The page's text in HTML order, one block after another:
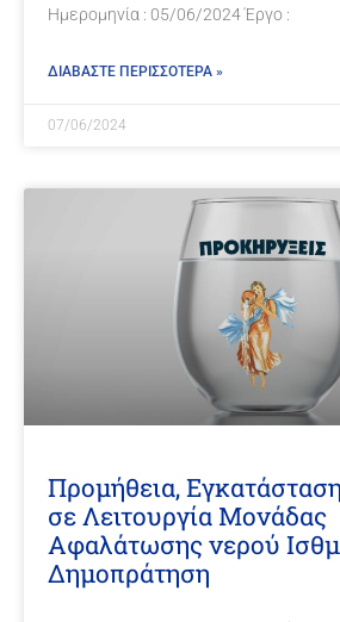
Ημερομηνία : 05/06/2024 Έργο :
ΔΙΑΒΑΣΤΕ ΠΕΡΙΣΣΟΤΕΡΑ »
07/06/2024
Προμήθεια,
σε Λειτουργία Μονάδας
Αφαλάτωσης νερού
Δημοπράτηση